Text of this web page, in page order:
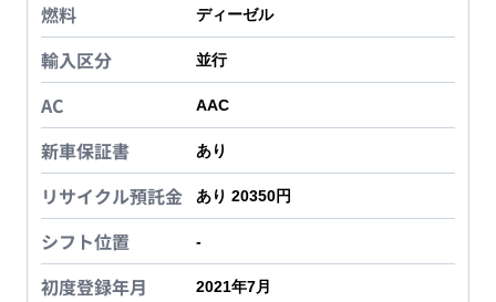
燃料 ディーゼル
輸入区分 並行
AC AAC
新車保証書 あり
リサイクル預託金 あり 20350円
シフト位置 -
初度登録年月 2021年7月